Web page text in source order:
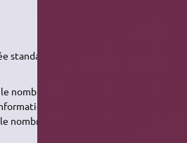
standard stdin, nous allons utiliser "
nombre de lignes (option -l) ou de
dans la page man de wc,
nombre de lignes d'un fichier on